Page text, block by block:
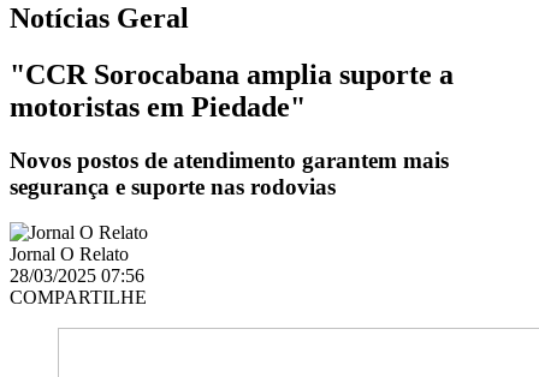
Notícias Geral
"CCR Sorocabana amplia suporte a
motoristas em Piedade"
Novos postos de atendimento garantem mais
segurança e suporte nas rodovias
Jornal O Relato
28/03/2025 07:56
COMPARTILHE